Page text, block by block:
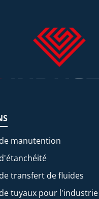
manutention
transfert de fluides
tuyaux pour